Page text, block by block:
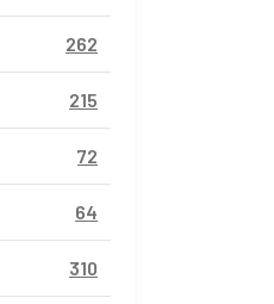
262
215
72
64
310